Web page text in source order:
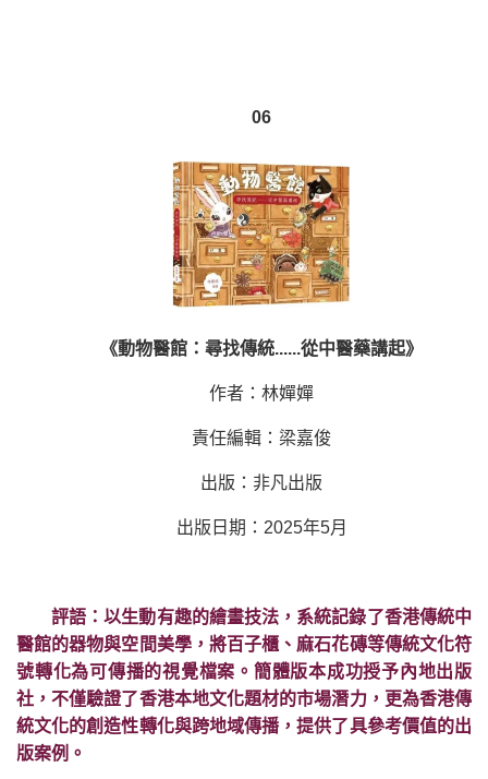
06
《動物醫館：尋找傳統......從中醫藥講起》
作者：林嬋嬋
責任編輯：梁嘉俊
出版：非凡出版
出版日期：2025年5月
評語：以生動有趣的繪畫技法，系統記錄了香港傳統中
醫館的器物與空間美學，將百子櫃、麻石花磚等傳統文化符
號轉化為可傳播的視覺檔案。簡體版本成功授予內地出版
社，不僅驗證了香港本地文化題材的市場潛力，更為香港傳
統文化的創造性轉化與跨地域傳播，提供了具參考價值的出
版案例。